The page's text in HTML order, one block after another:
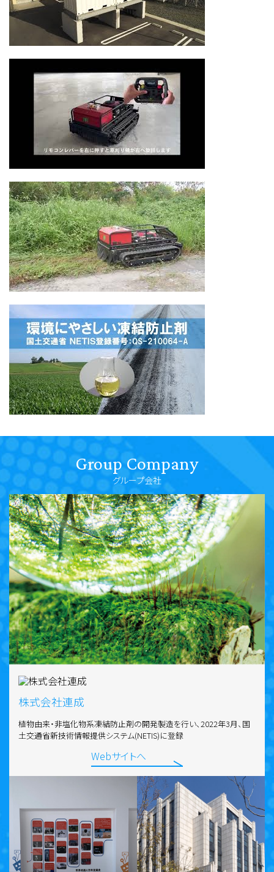
Group Company
グループ会社
株式会社連成
植物由来・非塩化物系凍結防止剤の開発製造を行い、2022年3月、国
土交通省新技術情報提供システム(NETIS)に登録
Webサイトへ